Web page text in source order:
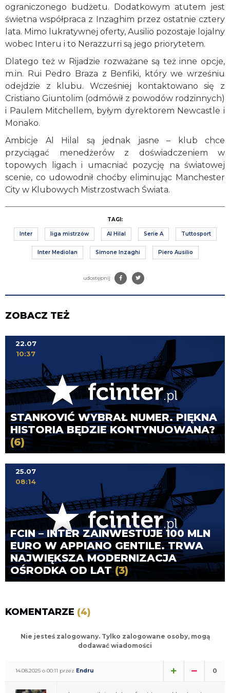
ograniczonego budżetu. Dodatkowym atutem jest
świetna współpraca z Inzaghim przez ostatnie cztery
lata. Mimo lukratywnej oferty, Ausilio pozostaje lojalny
wobec Interu i to Nerazzurri są jego priorytetem.
Dlatego też w Rijadzie rozważane są też inne opcje,
m.in. Rui Pedro Braza z Benfiki, który we wrześniu
odejdzie z klubu. Wcześniej kontaktowano się z
Cristiano Giuntolim (odmówił z powodów rodzinnych)
i Paulem Mitchellem, byłym dyrektorem Newcastle i
Monako.
Ambicje Al Hilal są jednak jasne – klub chce
przyciągać menedżerów z doświadczeniem w
topowych ligach i umacniać pozycję na światowej
scenie, co udowodnił choćby eliminując Manchester
City w Klubowych Mistrzostwach Świata.
TAGI:
Inter liga mistrzów Al Hilal Serie A Tuttosport
Inter Mediolan Simone Inzaghi Piero Ausilio
udostępnij
ZOBACZ TEŻ
STANKOVIĆ WYBRAŁ NUMER. PIĘKNA
HISTORIA BĘDZIE KONTYNUOWANA?
(6)
22.07
10:37
FCIN – INTER ZAINWESTUJE 100 MLN
EURO W APPIANO GENTILE. TRWA
NAJWIĘKSZA MODERNIZACJA
OŚRODKA OD LAT(3)
25.07
08:14
KOMENTARZE (4)
Nie jesteś zalogowany. Tylko zalogowane osoby, mogą
dodawać wiadomości
14.08.2025 o 00:11 przez Endru 0